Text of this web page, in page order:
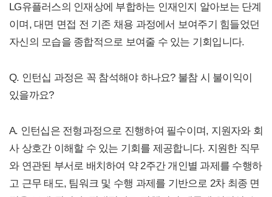
LG유플러스의 인재상에 부합하는 인재인지 알아보는 단계
이며, 대면 면접 전 기존 채용 과정에서 보여주기 힘들었던
자신의 모습을 종합적으로 보여줄 수 있는 기회입니다.
Q. 인턴십 과정은 꼭 참석해야 하나요? 불참 시 불이익이
있을까요?
A. 인턴십은 전형과정으로 진행하여 필수이며, 지원자와 회
사 상호간 이해할 수 있는 기회를 제공합니다. 지원한 직무
와 연관된 부서로 배치하여 약 2주간 개인별 과제를 수행하
고 근무 태도, 팀워크 및 수행 과제를 기반으로 2차 최종 면